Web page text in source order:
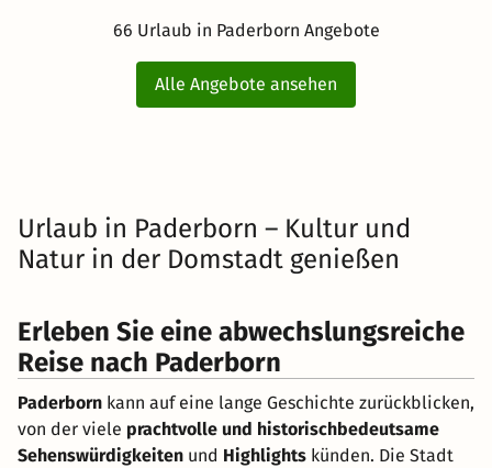
66 Urlaub in Paderborn Angebote
Alle Angebote ansehen
Urlaub in Paderborn – Kultur und
Natur in der Domstadt genießen
Erleben Sie eine abwechslungsreiche
Reise nach Paderborn
Paderborn kann auf eine lange Geschichte zurückblicken,
von der viele prachtvolle und historischbedeutsame
Sehenswürdigkeiten und Highlights künden. Die Stadt